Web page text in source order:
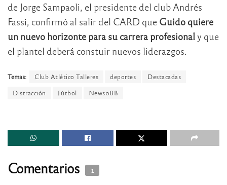
de Jorge Sampaoli, el presidente del club Andrés
Fassi, confirmó al salir del CARD que Guido quiere
un nuevo horizonte para su carrera profesional y que
el plantel deberá constuir nuevos liderazgos.
Temas: Club Atlético Talleres deportes
Destacadas
Distracción
Fútbol News08B
Comentarios 1